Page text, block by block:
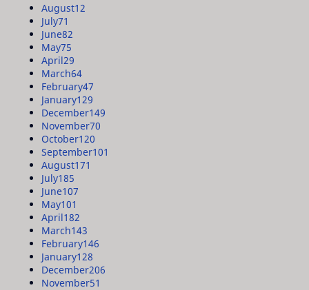
August12
July71
June82
May75
April29
March64
February47
January129
December149
November70
October120
September101
August171
July185
June107
May101
April182
March143
February146
January128
December206
November51